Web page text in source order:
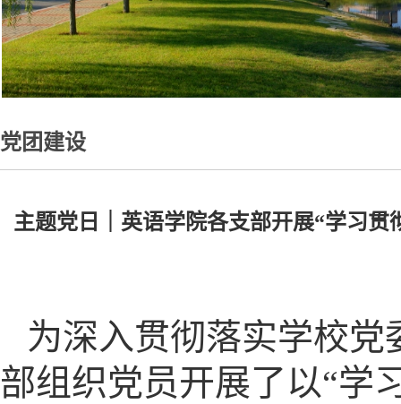
党团建设
主题党日｜英语学院各支部开展“学习
为深入贯彻落实学校
部组织党员开展了以“学